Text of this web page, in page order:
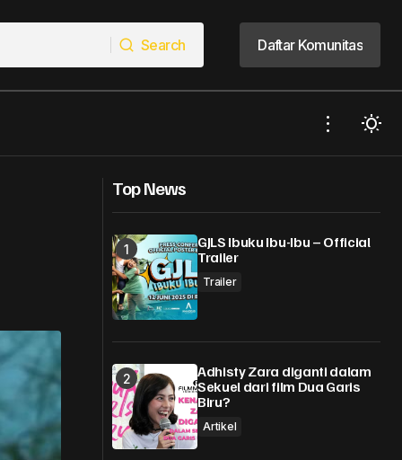
Search
Search
Daftar Komunitas
Daftar Komunitas
The Movie?
Tentang Film Pulau Plastik
Top News
GJLS Ibuku Ibu-Ibu – Official
Trailer
Trailer
Adhisty Zara diganti dalam
Sekuel dari film Dua Garis
Biru?
Artikel